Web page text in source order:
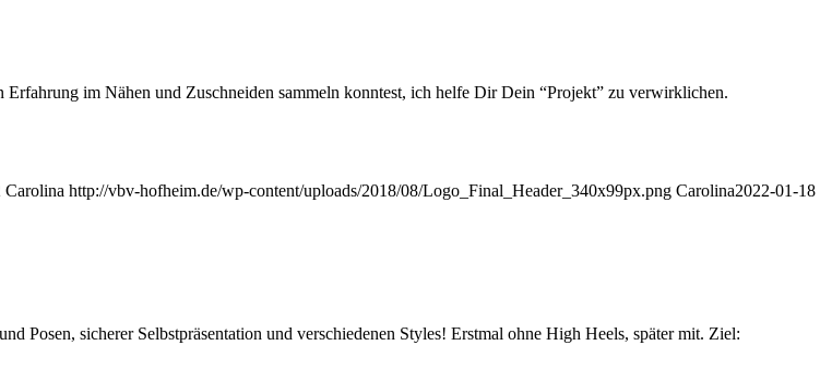
im Nähen und Zuschneiden sammeln konntest, ich helfe Dir Dein “Projekt” zu verwirklichen.
Carolina http://vbv-hofheim.de/wp-content/uploads/2018/08/Logo_Final_Header_340x99px.png Carolina2022-01-18
Posen, sicherer Selbstpräsentation und verschiedenen Styles! Erstmal ohne High Heels, später mit. Ziel: